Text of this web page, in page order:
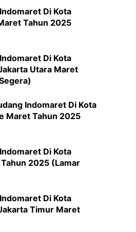
Di Kota
Tahun 2025
Di Kota
Utara Maret
Indomaret Di Kota
Maret Tahun 2025
Di Kota
2025 (Lamar
Di Kota
Timur Maret